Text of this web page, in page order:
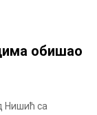
обишао
Нишић са